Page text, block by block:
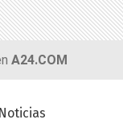
A24.COM